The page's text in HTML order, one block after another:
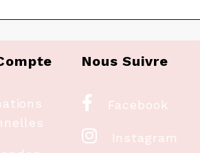
Nous Suivre
 Facebook
 Instagram